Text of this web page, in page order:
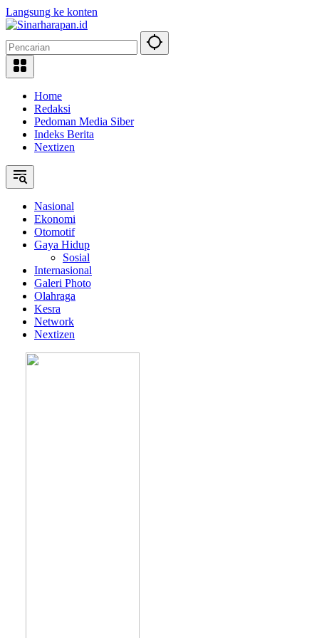
Langsung ke konten
Home
Redaksi
Pedoman Media Siber
Indeks Berita
Nextizen
Nasional
Ekonomi
Otomotif
Gaya Hidup
Sosial
Internasional
Galeri Photo
Olahraga
Kesra
Network
Nextizen